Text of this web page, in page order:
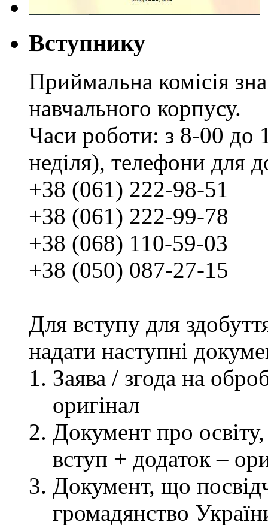
Вступнику
Приймальна комісія
навчального корпусу.
Часи роботи: з 8-00 до
неділя), телефони для
+38 (061) 222-98-51
+38 (061) 222-99-78
+38 (068) 110-59-03
+38 (050) 087-27-15
Для вступу для
надати наступні
Заява / згода на
оригінал
Документ про освіту,
вступ + додаток –
Документ, що
громадянство